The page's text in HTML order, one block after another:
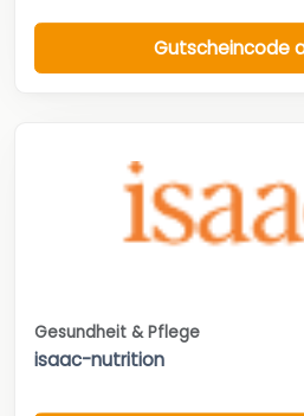
Gutscheincode
Gesundheit & Pflege
isaac-nutrition